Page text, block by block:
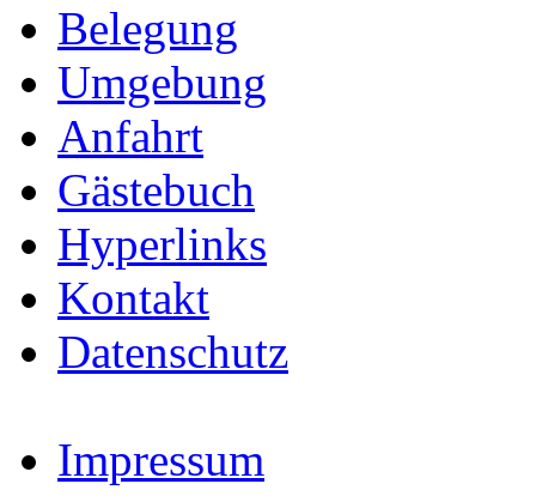
Belegung
Umgebung
Anfahrt
Gästebuch
Hyperlinks
Kontakt
Datenschutz
Impressum